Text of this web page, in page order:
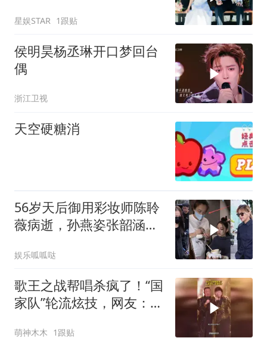
星娱STAR 1跟贴
侯明昊杨丞琳开口梦回台
偶
浙江卫视
天空硬糖消
56岁天后御用彩妆师陈聆
薇病逝，孙燕姿张韶涵亲
都来了
娱乐呱呱哒
歌王之战帮唱杀疯了！“国
家队”轮流炫技，网友：这
萌神木木 1跟贴